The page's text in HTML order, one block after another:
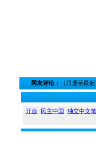
网友评论： （只显示最
·开放 · 民主中国 ·独立中文